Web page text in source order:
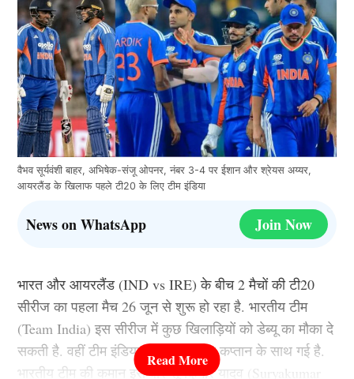
वैभव सूर्यवंशी बाहर, अभिषेक-संजू ओपनर, नंबर 3-4 पर ईशान और श्रेयस अय्यर,
आयरलैंड के खिलाफ पहले टी20 के लिए टीम इंडिया
News on WhatsApp Join Now
भारत और आयरलैंड (IND vs IRE) के बीच 2 मैचों की टी20
सीरीज का पहला मैच 26 जून से शुरू हो रहा है. भारतीय टीम
(Team India) इस सीरीज में कुछ खिलाड़ियों को डेब्यू का मौका दे
सकती है. वहीं टीम इंडिया इस दौरे पर नए कप्तान के साथ गई है.
भारतीय टीम की कमान इस बार सूर्यकुमार यादव (Suryakumar